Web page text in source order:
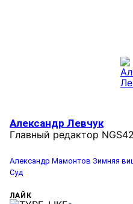
Александр Левчук
Главный редактор
Александр Мамонтов Зимняя
Суд
ЛАЙК